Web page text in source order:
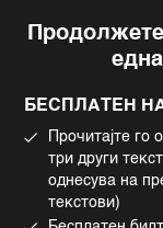
БЕСПЛАТЕН
Прочитајте го
три други
однесува на
текстови)
Импресум
Политика на
Употреба на